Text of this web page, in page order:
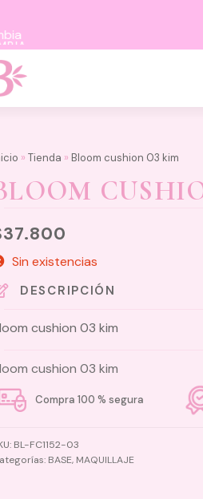
» Tienda » Bloom cushion 03 kim
37.800
Sin existencias
DESCRIPCIÓN
cushion 03 kim
cushion 03 kim
Compra 100 % segura
BL-FC1152-03
BASE, MAQUILLAJE